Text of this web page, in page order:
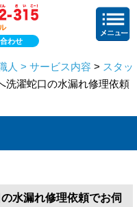
わせ
人 > サービス内容 > スタッ
洗濯蛇口の水漏れ修理依頼
水漏れ修理依頼でお伺